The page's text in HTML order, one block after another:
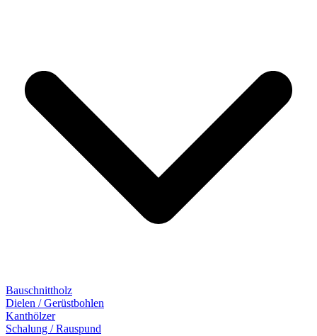
Bauschnittholz
Dielen / Gerüstbohlen
Kanthölzer
Schalung / Rauspund